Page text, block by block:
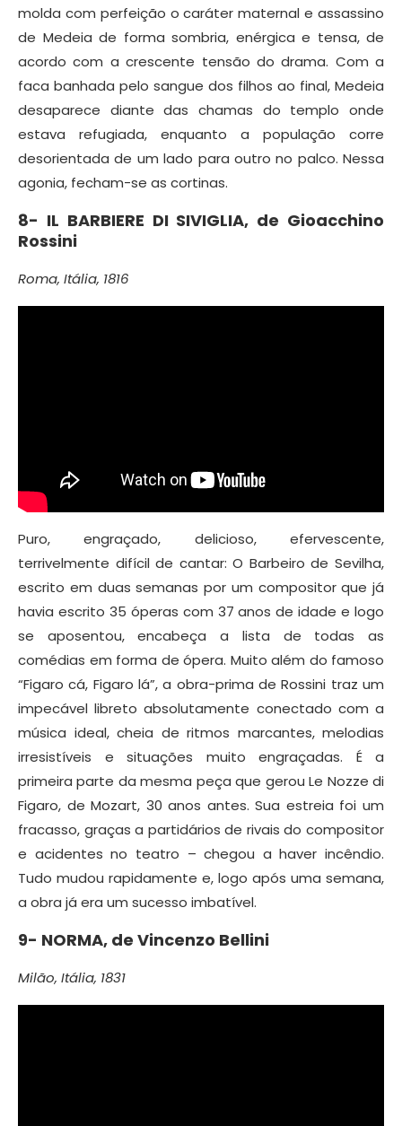
molda com perfeição o caráter maternal e assassino
de Medeia de forma sombria, enérgica e tensa, de
acordo com a crescente tensão do drama. Com a
faca banhada pelo sangue dos filhos ao final, Medeia
desaparece diante das chamas do templo onde
estava refugiada, enquanto a população corre
desorientada de um lado para outro no palco. Nessa
agonia, fecham-se as cortinas.
8- IL BARBIERE DI SIVIGLIA, de Gioacchino
Rossini
Roma, Itália, 1816
Puro, engraçado, delicioso, efervescente,
terrivelmente difícil de cantar: O Barbeiro de Sevilha,
escrito em duas semanas por um compositor que já
havia escrito 35 óperas com 37 anos de idade e logo
se aposentou, encabeça a lista de todas as
comédias em forma de ópera. Muito além do famoso
“Figaro cá, Figaro lá”, a obra-prima de Rossini traz um
impecável libreto absolutamente conectado com a
música ideal, cheia de ritmos marcantes, melodias
irresistíveis e situações muito engraçadas. É a
primeira parte da mesma peça que gerou Le Nozze di
Figaro, de Mozart, 30 anos antes. Sua estreia foi um
fracasso, graças a partidários de rivais do compositor
e acidentes no teatro – chegou a haver incêndio.
Tudo mudou rapidamente e, logo após uma semana,
a obra já era um sucesso imbatível.
9- NORMA, de Vincenzo Bellini
Milão, Itália, 1831